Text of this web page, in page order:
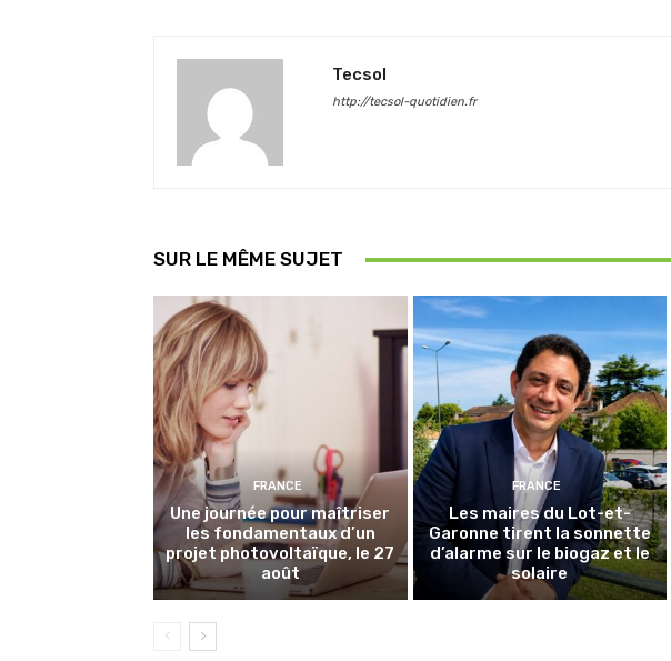
Tecsol
http://tecsol-quotidien.fr
SUR LE MÊME SUJET
FRANCE
Une journée pour maîtriser
les fondamentaux d’un
projet photovoltaïque, le 27
août
FRANCE
Les maires du Lot-et-
Garonne tirent la sonnette
d’alarme sur le biogaz et le
solaire